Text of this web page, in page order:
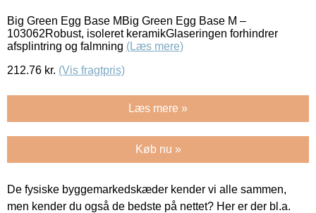
Big Green Egg Base MBig Green Egg Base M –
103062Robust, isoleret keramikGlaseringen forhindrer
afsplintring og falmning (Læs mere)
212.76 kr. (Vis fragtpris)
Læs mere »
Køb nu »
De fysiske byggemarkedskæder kender vi alle sammen,
men kender du også de bedste på nettet? Her er der bl.a.